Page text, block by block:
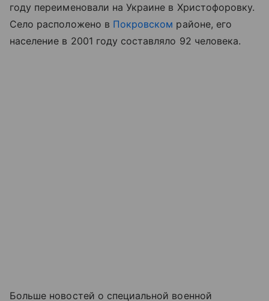
году переименовали на Украине в Христофоровку.
Село расположено в Покровском районе, его
население в 2001 году составляло 92 человека.
Больше новостей о специальной военной